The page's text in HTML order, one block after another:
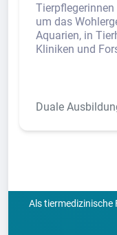
um das
Aquarien, in
Kliniken und
Duale
Als